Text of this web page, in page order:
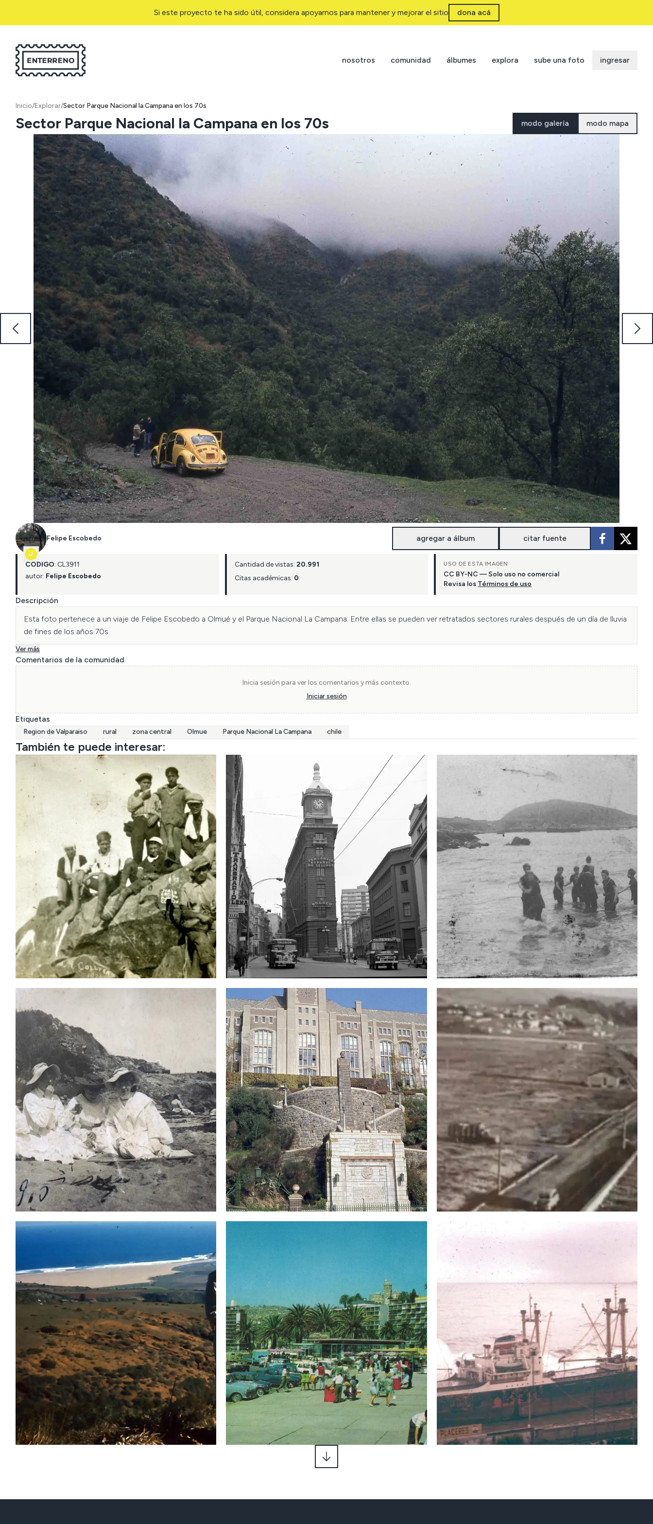
Si este proyecto te ha sido útil, considera apoyarnos para mantener y mejorar el sitio dona acá
nosotros comunidad álbumes explora sube una foto ingresar
Inicio/Explorar/Sector Parque Nacional la Campana en los 70s
Sector Parque Nacional la Campana en los 70s modo galería modo mapa
Felipe Escobedo agregar a álbum citar fuente
CÓDIGO: CL3911
autor: Felipe Escobedo
Cantidad de vistas: 20.991
Citas académicas: 0
USO DE ESTA IMAGEN
CC BY-NC — Solo uso no comercial
Revisa los Términos de uso
Descripción
Esta foto pertenece a un viaje de Felipe Escobedo a Olmué y el Parque Nacional La Campana. Entre ellas se pueden ver retratados sectores rurales después de un día de lluvia
de fines de los años 70s.
Ver más
Comentarios de la comunidad
Inicia sesión para ver los comentarios y más contexto.
Iniciar sesión
Etiquetas
Region de Valparaiso rural zona central Olmue Parque Nacional La Campana chile
También te puede interesar: